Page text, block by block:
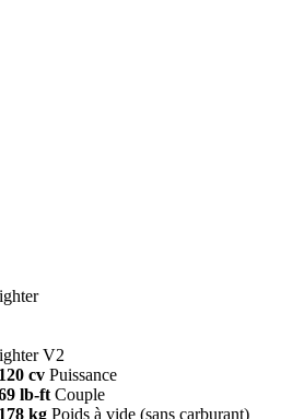
V2
120 cv Puissance
lb-ft Couple
178 kg Poids à vide (sans carburant)